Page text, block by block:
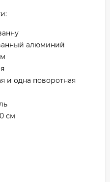
алюминий
и одна поворотная
см